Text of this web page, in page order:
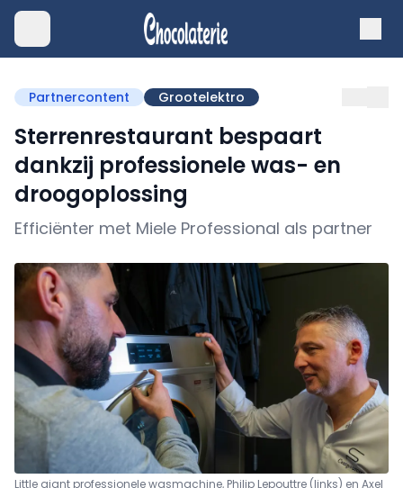
Partnercontent Grootelektro
Sterrenrestaurant bespaart
dankzij professionele was- en
droogoplossing
Efficiënter met Miele Professional als partner
Little giant professionele wasmachine, Philip Lepouttre (links) en Axel